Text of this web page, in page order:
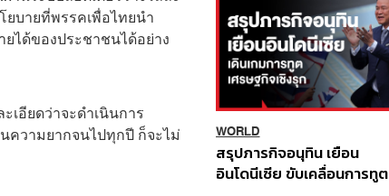
ยบายที่พรรคเพื่อไทยนำ
ได้ของประชาชนได้อย่าง
เอียดว่าจะดำเนินการ
ความยากจนไปทุกปี ก็จะไม่
WORLD
สรุปภารกิจอนุทิน เยือน
อินโดนีเซีย ขับเคลื่อนการทูต